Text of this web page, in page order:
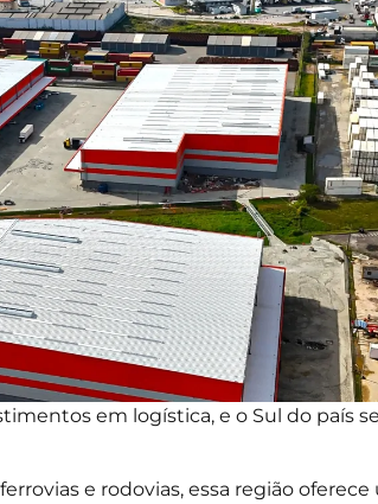
em logística, e o Sul do país
e rodovias, essa região